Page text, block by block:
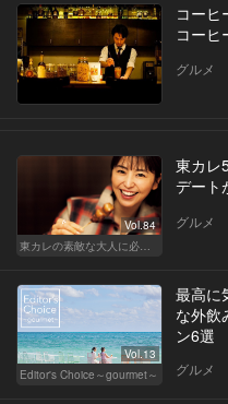
コーヒ
コーヒ
グルメ
Vol.84
東カレ
デート
グルメ
Vol.13
Editor's Choice～gourmet～
最高に
な外飲
ン6選
グルメ